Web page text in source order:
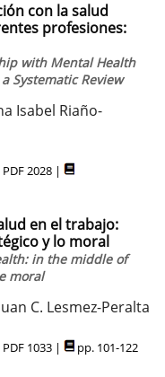
con la salud
profesiones:
with Mental Health
Systematic Review
Isabel Riaño-
2028 |
en el trabajo:
y lo moral
in the middle of
moral
C. Lesmez-Peralta
1033 | pp. 101-122